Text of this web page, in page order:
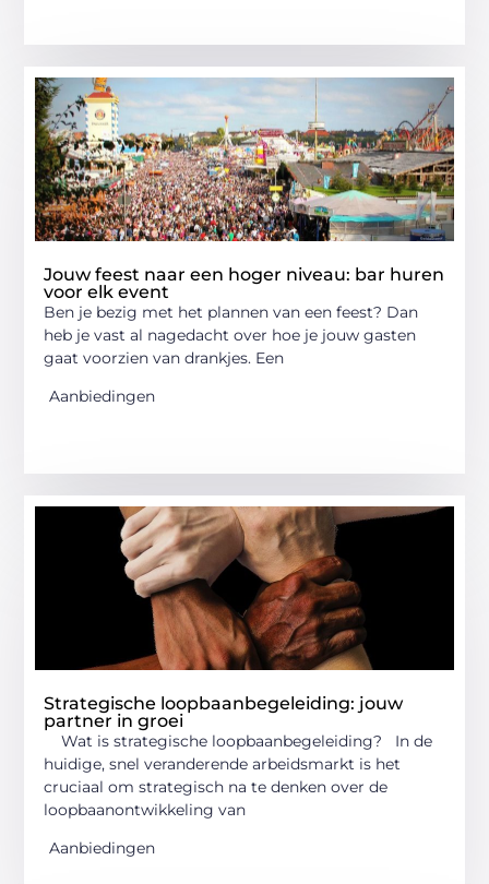
Jouw feest naar een hoger niveau: bar huren
voor elk event
Ben je bezig met het plannen van een feest? Dan
heb je vast al nagedacht over hoe je jouw gasten
gaat voorzien van drankjes. Een
Aanbiedingen
Strategische loopbaanbegeleiding: jouw
partner in groei
Wat is strategische loopbaanbegeleiding? In de
huidige, snel veranderende arbeidsmarkt is het
cruciaal om strategisch na te denken over de
loopbaanontwikkeling van
Aanbiedingen